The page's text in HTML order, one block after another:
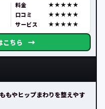
料金
口コミ
サービス
こちら →
もやヒップまわりを整えやす